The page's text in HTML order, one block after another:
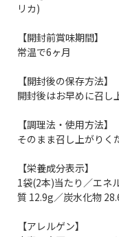
リカ)
【開封前賞味期間】
常温で6ヶ月
【開封後の保存方法】
開封後はお早めに召し
【調理法・使用方法】
そのまま召し上がりく
【栄養成分表示】
1袋(2本)当たり／エネ
質 12.9g／炭水化物
【アレルゲン】